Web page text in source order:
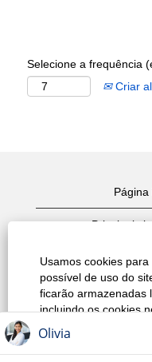
Usamos cookies
possível de uso do
ficarão armazenadas
incluindo os cookies
site. Além disso, a
alterar se aceita ou
desempenho do site,
Selecione a frequência
Criar
Principais
Exibir
Política
Aviso